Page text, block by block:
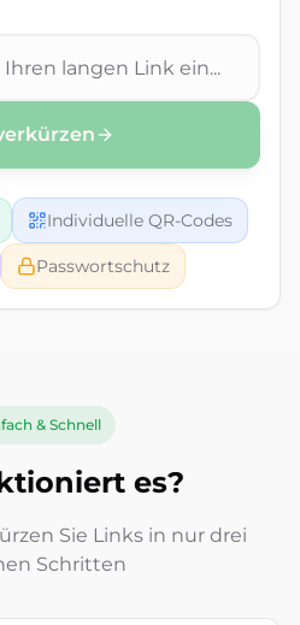
Individuelle QR-Codes
Passwortschutz
& Schnell
es?
Sie Links in nur drei
Schritten